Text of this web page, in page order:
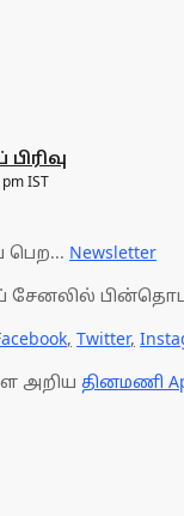
IST
பெற... Newsletter
, Twitter,
அறிய தினமணி